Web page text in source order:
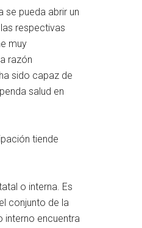
se pueda abrir un
respectivas
muy
razón
sido capaz de
salud en
tiende
o interna. Es
conjunto de la
interno encuentra